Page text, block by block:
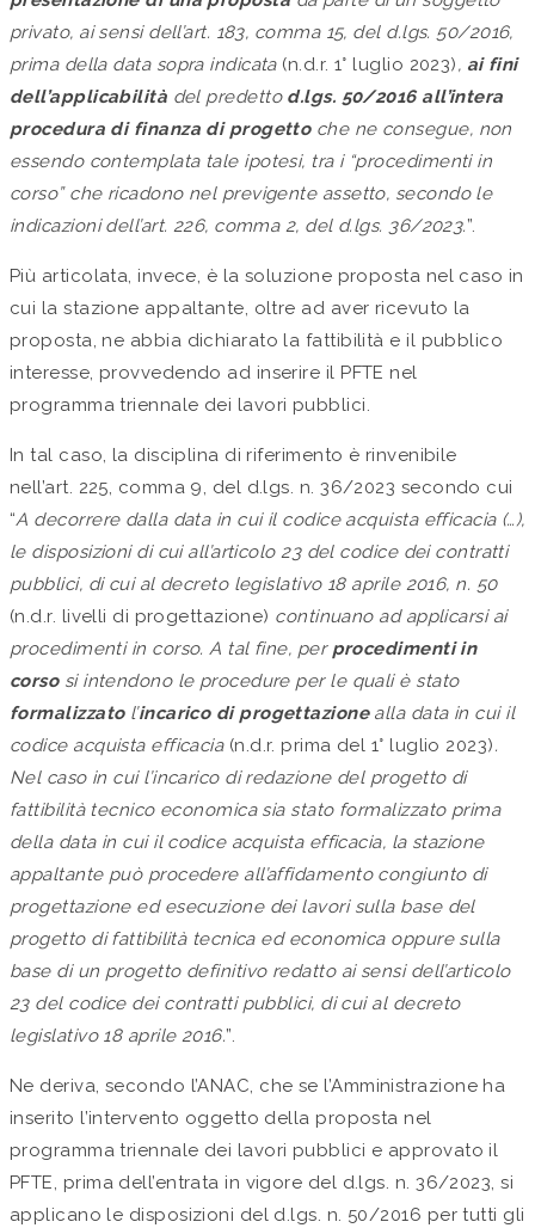
privato, ai sensi dell’art. 183, comma 15, del d.lgs. 50/2016,
prima della data sopra indicata(n.d.r. 1° luglio 2023), ai fini
dell’applicabilità del predetto d.lgs. 50/2016 all’intera
procedura di finanza di progettoche ne consegue, non
essendo contemplata tale ipotesi, tra i “procedimenti in
corso” che ricadono nel previgente assetto, secondo le
indicazioni dell’art. 226, comma 2, del d.lgs. 36/2023.”.
Più articolata, invece, è la soluzione proposta nel caso in
cui la stazione appaltante, oltre ad aver ricevuto la
proposta, ne abbia dichiarato la fattibilità e il pubblico
interesse, provvedendo ad inserire il PFTE nel
programma triennale dei lavori pubblici.
In tal caso, la disciplina di riferimento è rinvenibile
nell’art. 225, comma 9, del d.lgs. n. 36/2023 secondo cui
“A decorrere dalla data in cui il codice acquista efficacia (…),
le disposizioni di cui all’articolo 23 del codice dei contratti
pubblici, di cui al decreto legislativo 18 aprile 2016, n. 50
(n.d.r. livelli di progettazione) continuano ad applicarsi ai
procedimenti in corso. A tal fine, per procedimenti in
corsosi intendono le procedure per le quali è stato
formalizzato l’incarico di progettazionealla data in cui il
codice acquista efficacia (n.d.r. prima del 1° luglio 2023).
Nel caso in cui l’incarico di redazione del progetto di
fattibilità tecnico economica sia stato formalizzato prima
della data in cui il codice acquista efficacia, la stazione
appaltante può procedere all’affidamento congiunto di
progettazione ed esecuzione dei lavori sulla base del
progetto di fattibilità tecnica ed economica oppure sulla
base di un progetto definitivo redatto ai sensi dell’articolo
23 del codice dei contratti pubblici, di cui al decreto
legislativo 18 aprile 2016.”.
Ne deriva, secondo l’ANAC, che se l’Amministrazione ha
inserito l’intervento oggetto della proposta nel
programma triennale dei lavori pubblici e approvato il
PFTE, prima dell’entrata in vigore del d.lgs. n. 36/2023, si
applicano le disposizioni del d.lgs. n. 50/2016 per tutti gli